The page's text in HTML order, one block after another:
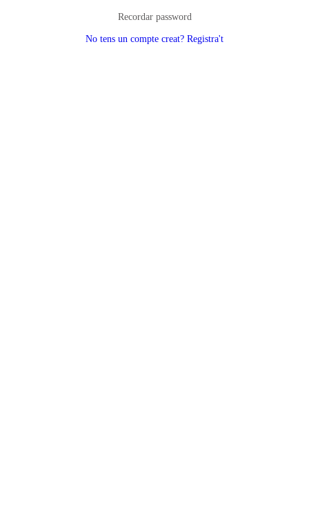
Recordar password
No tens un compte creat? Registra't